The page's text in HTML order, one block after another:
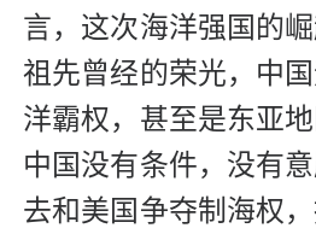
言，这次海洋强国的
祖先曾经的荣光，中
洋霸权，甚至是东亚地
中国没有条件，没有
去和美国争夺制海权